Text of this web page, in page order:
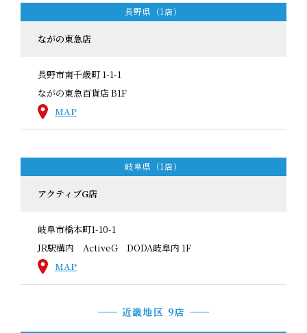
長野県（1店）
ながの東急店
長野市南千歳町 1-1-1
ながの東急百貨店 B1F
MAP
岐阜県（1店）
アクティブG店
岐阜市橋本町1-10-1
JR駅構内 ActiveG DODA岐阜内 1F
MAP
近畿地区 9店